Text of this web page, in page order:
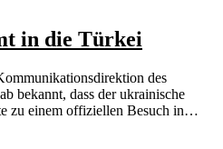
in die Türkei
des
bekannt, dass der ukrainische
zu einem offiziellen Besuch in…